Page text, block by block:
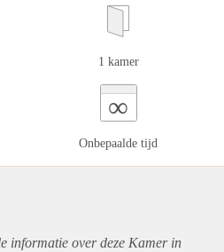
1 kamer
∞
Onbepaalde tijd
informatie over deze Kamer in